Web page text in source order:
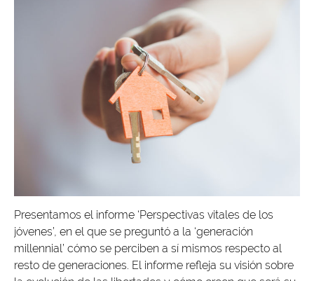
Presentamos el informe ‘Perspectivas vitales de los
jóvenes’, en el que se preguntó a la ‘generación
millennial’ cómo se perciben a sí mismos respecto al
resto de generaciones. El informe refleja su visión sobre